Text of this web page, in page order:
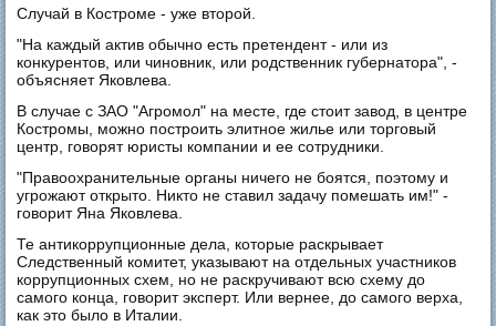
Случай в Костроме - уже второй.
"На каждый актив обычно есть претендент - или из
конкурентов, или чиновник, или родственник губернатора", -
объясняет Яковлева.
В случае с ЗАО "Агромол" на месте, где стоит завод, в центре
Костромы, можно построить элитное жилье или торговый
центр, говорят юристы компании и ее сотрудники.
"Правоохранительные органы ничего не боятся, поэтому и
угрожают открыто. Никто не ставил задачу помешать им!" -
говорит Яна Яковлева.
Те антикоррупционные дела, которые раскрывает
Следственный комитет, указывают на отдельных участников
коррупционных схем, но не раскручивают всю схему до
самого конца, говорит эксперт. Или вернее, до самого верха,
как это было в Италии.